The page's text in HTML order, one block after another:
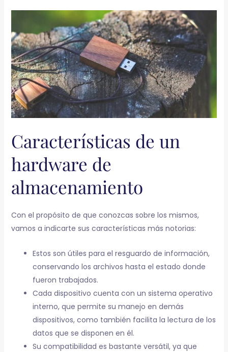
Características de un
hardware de
almacenamiento
Con el propósito de que conozcas sobre los mismos,
vamos a indicarte sus características más notorias:
Estos son útiles para el resguardo de información,
conservando los archivos hasta el estado donde
fueron trabajados.
Cada dispositivo cuenta con un sistema operativo
interno, que permite su manejo en demás
dispositivos, como también facilita la lectura de los
datos que se disponen en él.
Su compatibilidad es bastante versátil, ya que